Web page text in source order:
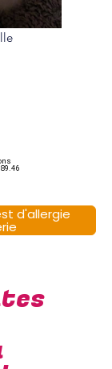
d'allergie